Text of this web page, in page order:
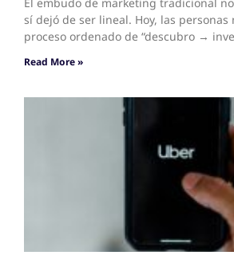
sí dejó de ser lineal. Hoy, las personas
proceso ordenado de “descubro →
Read More »